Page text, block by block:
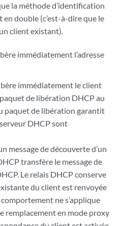
la méthode d’identification
double (c’est-à-dire que le
client existant).
immédiatement l’adresse
immédiatement le client
de libération DHCP au
paquet de libération garantit
DHCP sont
message de découverte d’un
transfère le message de
Le relais DHCP conserve
du client est renvoyée
ne s’applique
remplacement en mode proxy